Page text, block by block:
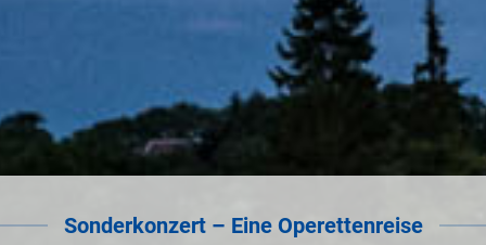
Sonderkonzert – Eine Operettenreise